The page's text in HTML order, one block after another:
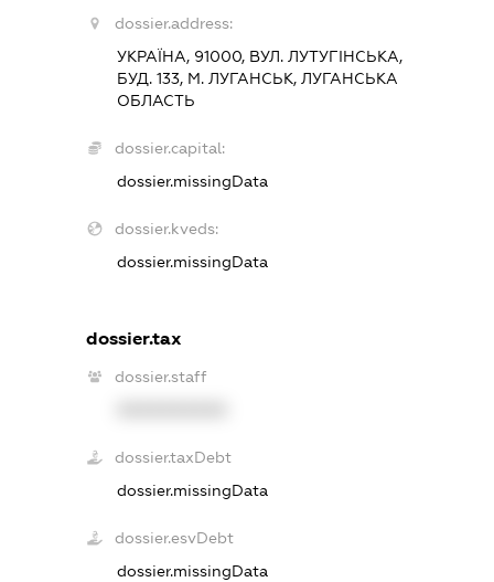
dossier.address:
УКРАЇНА, 91000, ВУЛ. ЛУТУГІНСЬКА,
БУД. 133, М. ЛУГАНСЬК, ЛУГАНСЬКА
ОБЛАСТЬ
dossier.capital:
dossier.missingData
dossier.kveds:
dossier.missingData
dossier.tax
dossier.staff
dossier.taxDebt
dossier.missingData
dossier.esvDebt
dossier.missingData